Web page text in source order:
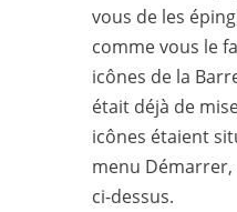
vous de les
comme vous le
icônes de la
était déjà de
icônes étaient
menu
ci-dessus.